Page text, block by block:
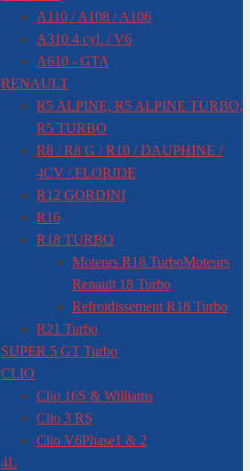
A110 / A108 / A106
A310 4 cyl. / V6
A610 - GTA
RENAULT
R5 ALPINE, R5 ALPINE TURBO,
R5 TURBO
R8 / R8 G / R10 / DAUPHINE /
4CV / FLORIDE
R12 GORDINI
R16
R18 TURBO
Moteurs R18 TurboMoteurs
Renault 18 Turbo
Refroidissement R18 Turbo
R21 Turbo
SUPER 5 GT Turbo
CLIO
Clio 16S & Williams
Clio 3 RS
Clio V6Phase1 & 2
4L